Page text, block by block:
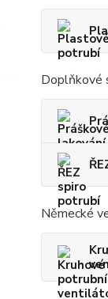
Doplňkové
Německé